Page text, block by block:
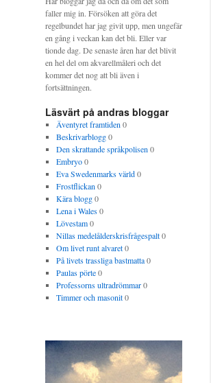
faller mig in. Försöken att göra det
regelbundet har jag givit upp, men ungefär
en gång i veckan kan det bli. Eller var
tionde dag. De senaste åren har det blivit
en hel del om akvarellmåleri och det
kommer det nog att bli även i
fortsättningen.
Läsvärt på andras bloggar
Äventyret framtiden 0
Beskrivarblogg0
Den skrattande språkpolisen 0
Embryo0
Eva Swedenmarks värld0
Frostflickan 0
Kära blogg0
Lena i Wales0
Lövestam0
Nillas medelålderskrisfrågespalt0
Om livet runt alvaret0
På livets trassliga bastmatta0
Paulas pörte0
Professorns ultradrömmar0
Timmer och masonit0